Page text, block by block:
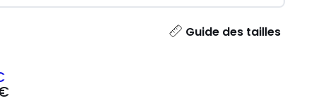
Guide des tailles